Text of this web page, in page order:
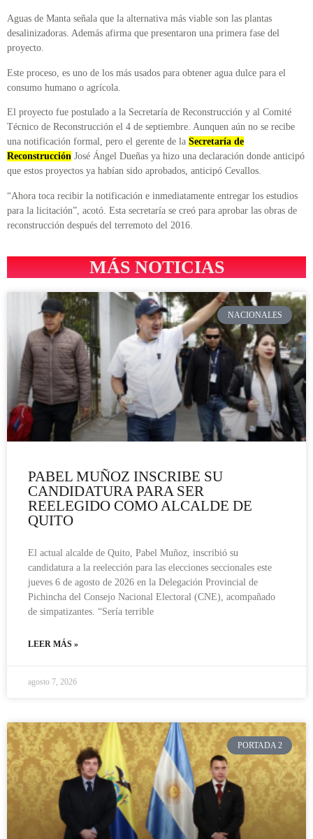
Aguas de Manta señala que la alternativa más viable son las plantas
desalinizadoras. Además afirma que presentaron una primera fase del
proyecto.
Este proceso, es uno de los más usados para obtener agua dulce para el
consumo humano o agrícola.
El proyecto fue postulado a la Secretaría de Reconstrucción y al Comité
Técnico de Reconstrucción el 4 de septiembre. Aunquen aún no se recibe
una notificación formal, pero el gerente de la Secretaría de
Reconstrucción José Ángel Dueñas ya hizo una declaración donde anticipó
que estos proyectos ya habían sido aprobados, anticipó Cevallos.
“Ahora toca recibir la notificación e inmediatamente entregar los estudios
para la licitación”, acotó. Esta secretaría se creó para aprobar las obras de
reconstrucción después del terremoto del 2016.
MÁS NOTICIAS
NACIONALES
PABEL MUÑOZ INSCRIBE SU
CANDIDATURA PARA SER
REELEGIDO COMO ALCALDE DE
QUITO
El actual alcalde de Quito, Pabel Muñoz, inscribió su
candidatura a la reelección para las elecciones seccionales este
jueves 6 de agosto de 2026 en la Delegación Provincial de
Pichincha del Consejo Nacional Electoral (CNE), acompañado
de simpatizantes. “Sería terrible
LEER MÁS »
agosto 7, 2026
PORTADA 2